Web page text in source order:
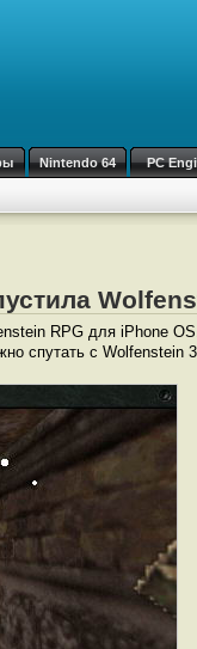
Nintendo 64 PC
RPG для iPhone
спутать с Wolfenstein